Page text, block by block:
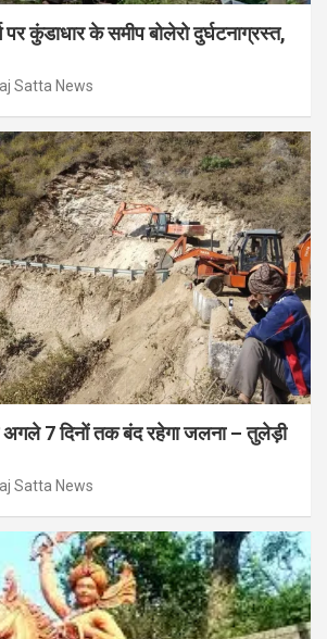
पर कुंडाधार के समीप बोलेरो दुर्घटनाग्रस्त,
Satta News
7 दिनों तक बंद रहेगा जलना – तुलेड़ी
Satta News